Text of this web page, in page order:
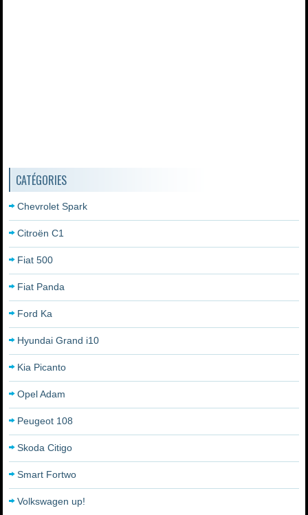
CATÉGORIES
Chevrolet Spark
Citroën C1
Fiat 500
Fiat Panda
Ford Ka
Hyundai Grand i10
Kia Picanto
Opel Adam
Peugeot 108
Skoda Citigo
Smart Fortwo
Volkswagen up!